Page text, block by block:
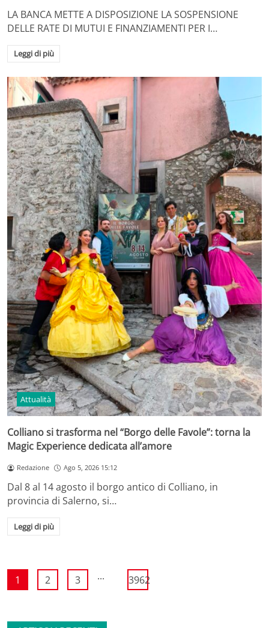
LA BANCA METTE A DISPOSIZIONE LA SOSPENSIONE
DELLE RATE DI MUTUI E FINANZIAMENTI PER I…
Leggi di più
Attualità
Colliano si trasforma nel “Borgo delle Favole”: torna la
Magic Experience dedicata all’amore
Redazione Ago 5, 2026 15:12
Dal 8 al 14 agosto il borgo antico di Colliano, in
provincia di Salerno, si…
Leggi di più
1 2 3 ... 3962